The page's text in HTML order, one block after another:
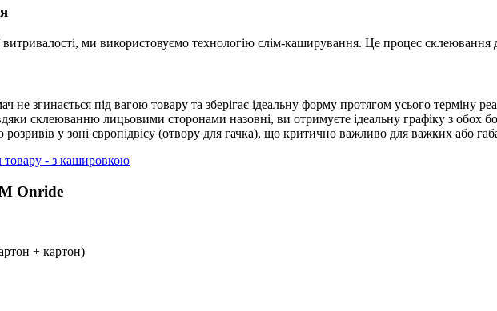
ми використовуємо технологію слім-каширування. Це процес
не згинається під вагою товару та зберігає ідеальну форму протягом усього терміну
склеюванню лицьовими сторонами назовні, ви отримуєте ідеальну графіку з обох
розривів у зоні європідвісу (отвору для гачка), що критично важливо для важких або
Onride
+ картон)